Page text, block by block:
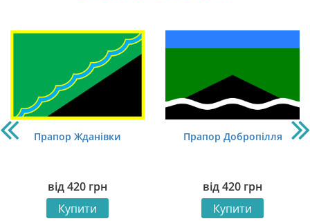
Прапор Жданівки
від420 грн
Купити
Прапор Добропілля
від420 грн
Купити